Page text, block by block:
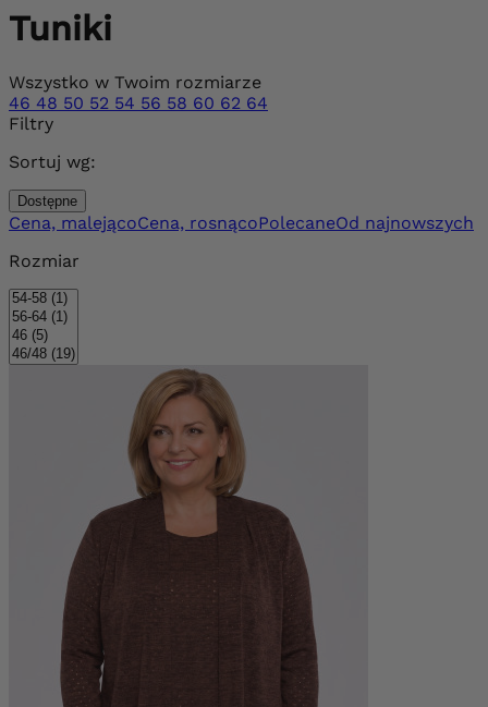
Tuniki
Wszystko w Twoim rozmiarze
46 48 50 52 54 56 58 60 62 64
Filtry
Sortuj wg:
Dostępne
Cena, malejącoCena, rosnącoPolecaneOd najnowszych
Rozmiar